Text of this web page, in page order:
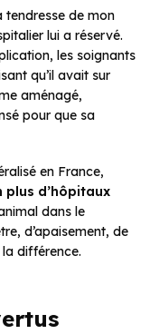
tendresse de mon
lui a réservé.
les soignants
qu’il avait sur
aménagé,
pour que sa
en France,
plus d’hôpitaux
dans le
d’apaisement, de
différence.